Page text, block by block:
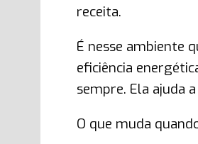
receita.
É nesse ambiente
eficiência
sempre. Ela ajuda
O que muda